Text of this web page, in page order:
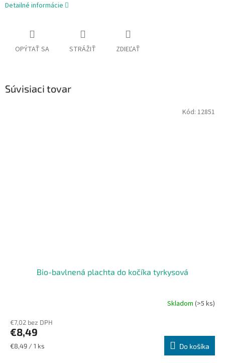
Detailné informácie
OPÝTAŤ SA STRÁŽIŤ ZDIEĽAŤ
Súvisiaci tovar
Bio-bavlnená plachta do kočíka tyrkysová
Skladom (>5 ks)
€7,02 bez DPH
€8,49
Jednotková
€8,49 / 1 ks Do košíka
Kód: 12851